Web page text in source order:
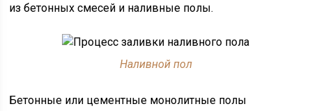
из бетонных смесей и наливные полы.
Наливной пол
Бетонные или цементные монолитные полы